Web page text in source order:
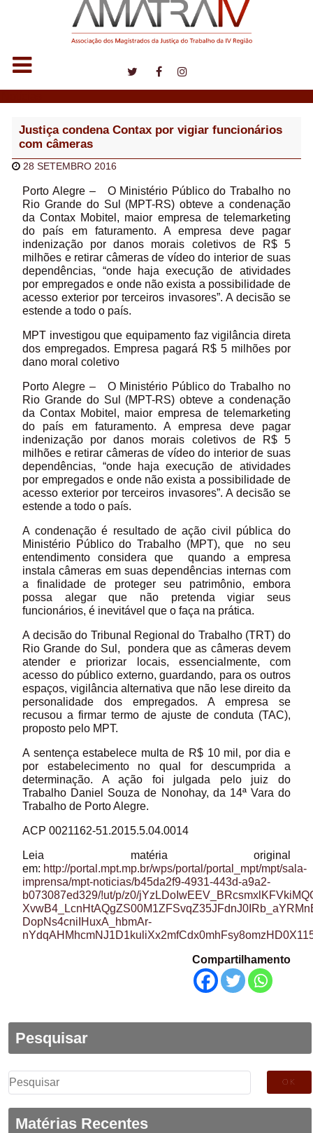
Justiça condena Contax por vigiar funcionários
com câmeras
28 SETEMBRO 2016
Porto Alegre – O Ministério Público do Trabalho no
Rio Grande do Sul (MPT-RS) obteve a condenação
da Contax Mobitel, maior empresa de telemarketing
do país em faturamento. A empresa deve pagar
indenização por danos morais coletivos de R$ 5
milhões e retirar câmeras de vídeo do interior de suas
dependências, “onde haja execução de atividades
por empregados e onde não exista a possibilidade de
acesso exterior por terceiros invasores”. A decisão se
estende a todo o país.
MPT investigou que equipamento faz vigilância direta
dos empregados. Empresa pagará R$ 5 milhões por
dano moral coletivo
Porto Alegre – O Ministério Público do Trabalho no
Rio Grande do Sul (MPT-RS) obteve a condenação
da Contax Mobitel, maior empresa de telemarketing
do país em faturamento. A empresa deve pagar
indenização por danos morais coletivos de R$ 5
milhões e retirar câmeras de vídeo do interior de suas
dependências, “onde haja execução de atividades
por empregados e onde não exista a possibilidade de
acesso exterior por terceiros invasores”. A decisão se
estende a todo o país.
A condenação é resultado de ação civil pública do
Ministério Público do Trabalho (MPT), que no seu
entendimento considera que quando a empresa
instala câmeras em suas dependências internas com
a finalidade de proteger seu patrimônio, embora
possa alegar que não pretenda vigiar seus
funcionários, é inevitável que o faça na prática.
A decisão do Tribunal Regional do Trabalho (TRT) do
Rio Grande do Sul, pondera que as câmeras devem
atender e priorizar locais, essencialmente, com
acesso do público externo, guardando, para os outros
espaços, vigilância alternativa que não lese direito da
personalidade dos empregados. A empresa se
recusou a firmar termo de ajuste de conduta (TAC),
proposto pelo MPT.
A sentença estabelece multa de R$ 10 mil, por dia e
por estabelecimento no qual for descumprida a
determinação. A ação foi julgada pelo juiz do
Trabalho Daniel Souza de Nonohay, da 14ª Vara do
Trabalho de Porto Alegre.
ACP 0021162-51.2015.5.04.0014
Leia matéria original
em: http://portal.mpt.mp.br/wps/portal/portal_mpt/mpt/sala-
imprensa/mpt-noticias/b45da2f9-4931-443d-a9a2-
b073087ed329/!ut/p/z0/
DopNs4cniIHuxA_hbmAr-
Compartilhamento
Pesquisar
Pesquisar
por:
Matérias Recentes